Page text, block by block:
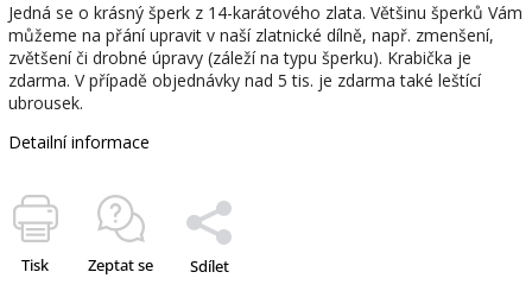
Jedná se o krásný šperk z 14-karátového zlata. Většinu šperků Vám
můžeme na přání upravit v naší zlatnické dílně, např. zmenšení,
zvětšení či drobné úpravy (záleží na typu šperku). Krabička je
zdarma. V případě objednávky nad 5 tis. je zdarma také leštící
ubrousek.
Detailní informace
Tisk Zeptat se Sdílet